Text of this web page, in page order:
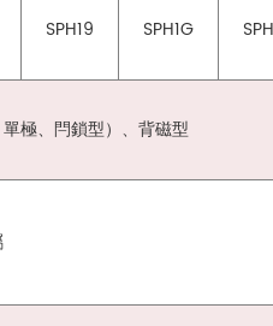
SPH19 SPH1G
極、閂鎖型）、背磁型